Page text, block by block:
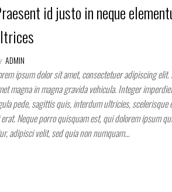
id justo in neque
ADMIN
ipsum dolor sit amet, consectetuer adipiscing elit.
magna in magna gravida vehicula. Integer
pede, sagittis quis, interdum ultricies, scelerisque
Neque porro quisquam est, qui dolorem ipsum
adipisci velit, sed quia non numquam…